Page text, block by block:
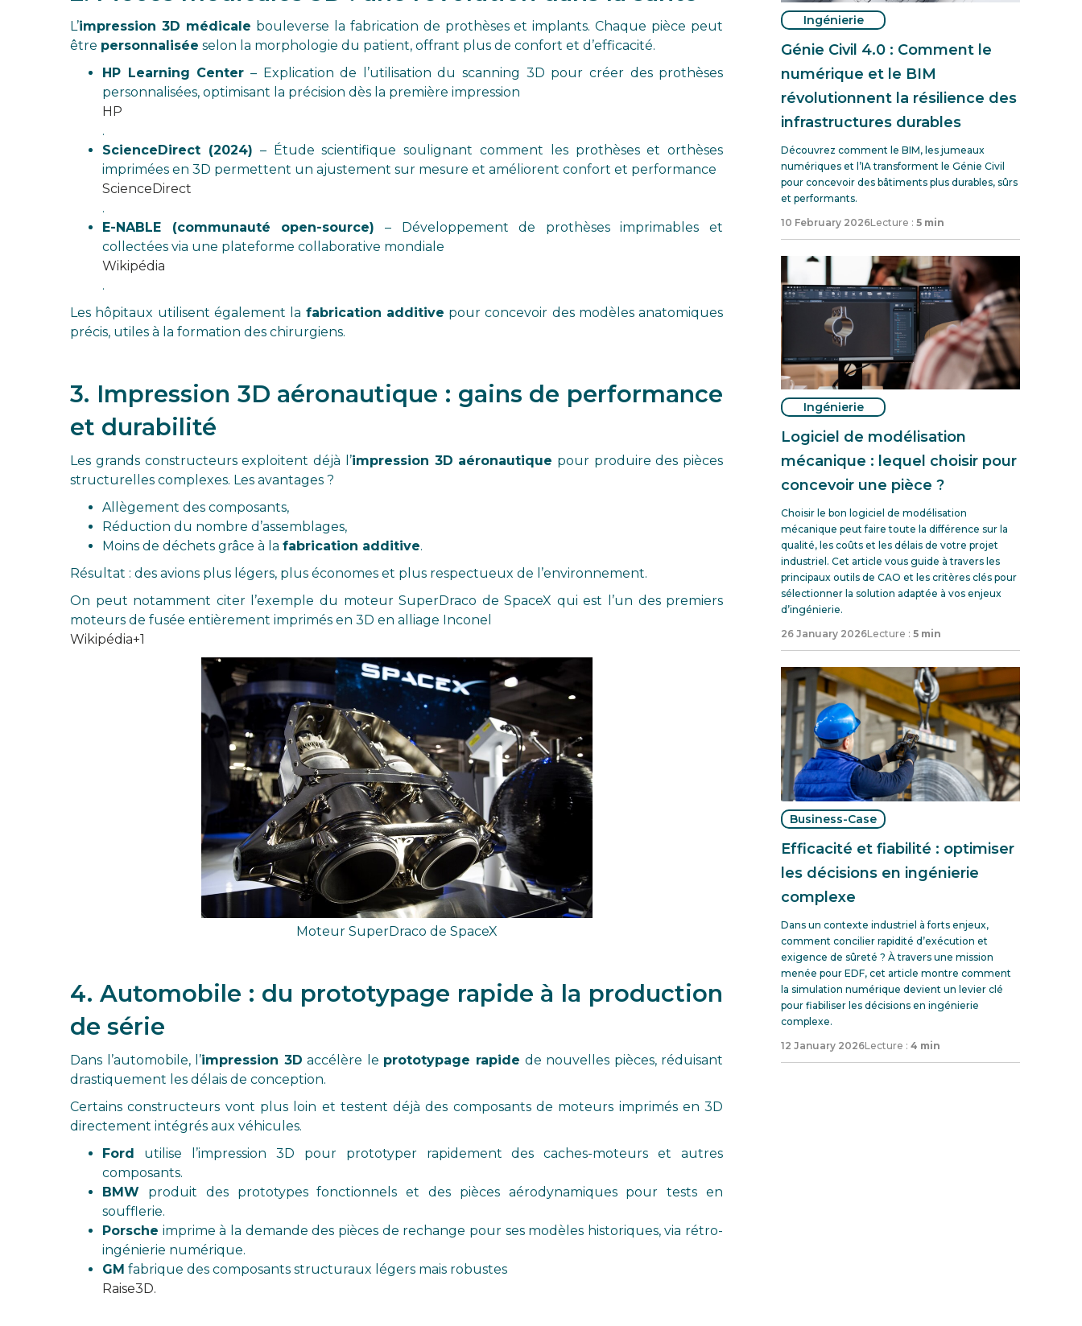
L’impression 3D médicale bouleverse la fabrication de prothèses et implants. Chaque pièce peut
être personnalisée selon la morphologie du patient, offrant plus de confort et d’efficacité.
HP Learning Center – Explication de l’utilisation du scanning 3D pour créer des prothèses
personnalisées, optimisant la précision dès la première impression
HP
.
ScienceDirect (2024) – Étude scientifique soulignant comment les prothèses et orthèses
imprimées en 3D permettent un ajustement sur mesure et améliorent confort et performance
ScienceDirect
.
E-NABLE (communauté open-source) – Développement de prothèses imprimables et
collectées via une plateforme collaborative mondiale
Wikipédia
.
Les hôpitaux utilisent également la fabrication additive pour concevoir des modèles anatomiques
précis, utiles à la formation des chirurgiens.
3. Impression 3D aéronautique : gains de performance
et durabilité
Les grands constructeurs exploitent déjà l’impression 3D aéronautique pour produire des pièces
structurelles complexes. Les avantages ?
Allègement des composants,
Réduction du nombre d’assemblages,
Moins de déchets grâce à lafabrication additive.
Résultat : des avions plus légers, plus économes et plus respectueux de l’environnement.
On peut notamment citer l’exemple du moteur SuperDraco de SpaceX qui est l’un des premiers
moteurs de fusée entièrement imprimés en 3D en alliage Inconel
Wikipédia+1
Moteur SuperDraco de SpaceX
4. Automobile : du prototypage rapide à la production
de série
Dans l’automobile, l’impression 3D accélère le prototypage rapide de nouvelles pièces, réduisant
drastiquement les délais de conception.
Certains constructeurs vont plus loin et testent déjà des composants de moteurs imprimés en 3D
directement intégrés aux véhicules.
Ford utilise l’impression 3D pour prototyper rapidement des caches-moteurs et autres
composants.
BMW produit des prototypes fonctionnels et des pièces aérodynamiques pour tests en
soufflerie.
Porsche imprime à la demande des pièces de rechange pour ses modèles historiques, via rétro-
ingénierie numérique.
GM fabrique des composants structuraux légers mais robustes
Raise3D.
Ingénierie
Génie Civil 4.0 : Comment le
numérique et le BIM
révolutionnent la résilience des
infrastructures durables
Découvrez comment le BIM, les jumeaux
numériques et l’IA transforment le Génie Civil
pour concevoir des bâtiments plus durables, sûrs
et performants.
10 February 2026Lecture :5 min
Ingénierie
Logiciel de modélisation
mécanique : lequel choisir pour
concevoir une pièce ?
Choisir le bon logiciel de modélisation
mécanique peut faire toute la différence sur la
qualité, les coûts et les délais de votre projet
industriel. Cet article vous guide à travers les
principaux outils de CAO et les critères clés pour
sélectionner la solution adaptée à vos enjeux
d’ingénierie.
26 January 2026Lecture :5 min
Business-Case
Efficacité et fiabilité : optimiser
les décisions en ingénierie
complexe
Dans un contexte industriel à forts enjeux,
comment concilier rapidité d’exécution et
exigence de sûreté ? À travers une mission
menée pour EDF, cet article montre comment
la simulation numérique devient un levier clé
pour fiabiliser les décisions en ingénierie
complexe.
12 January 2026Lecture :4 min